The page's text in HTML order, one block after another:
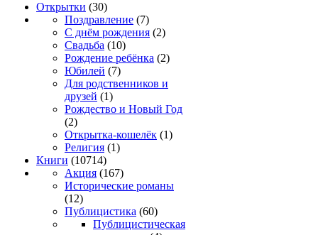
Открытки (30)
Поздравление (7)
С днём рождения (2)
Свадьба (10)
Рождение ребёнка (2)
Юбилей (7)
Для родственников и
друзей (1)
Рождество и Новый Год
(2)
Открытка-кошелёк (1)
Религия (1)
Книги (10714)
Акция (167)
Исторические романы
(12)
Публицистика (60)
Публицистическая